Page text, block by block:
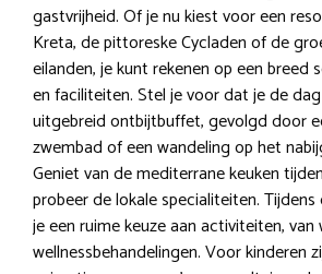
gastvrijheid. Of je nu kiest voor een
Kreta, de pittoreske Cycladen of de
eilanden, je kunt rekenen op een breed
en faciliteiten. Stel je voor dat je de
uitgebreid ontbijtbuffet, gevolgd door
zwembad of een wandeling op het
Geniet van de mediterrane keuken
probeer de lokale specialiteiten.
je een ruime keuze aan activiteiten,
wellnessbehandelingen. Voor kinderen